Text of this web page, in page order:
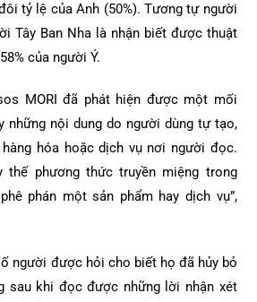
tỷ lệ của Anh (50%). Tương tự người
Tây Ban Nha là nhận biết được thuật
của người Ý.
MORI đã phát hiện được một mối
những nội dung do người dùng tự tạo,
hóa hoặc dịch vụ nơi người đọc.
thế phương thức truyền miệng trong
phán một sản phẩm hay dịch vụ”,
người được hỏi cho biết họ đã hủy bỏ
sau khi đọc được những lời nhận xét